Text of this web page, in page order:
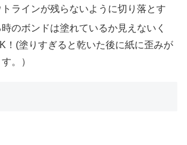
トラインが残らないように切り落とす
のボンドは塗れているか見えないく
！(塗りすぎると乾いた後に紙に歪みが
。）